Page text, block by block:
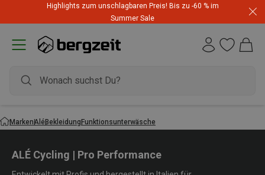
Highlights zum unschlagbaren Preis! Bis zu -60 % im
Summer Sale
MarkenAléBekleidungFunktionsunterwäsche
ALÉ Cycling | Pro Performance